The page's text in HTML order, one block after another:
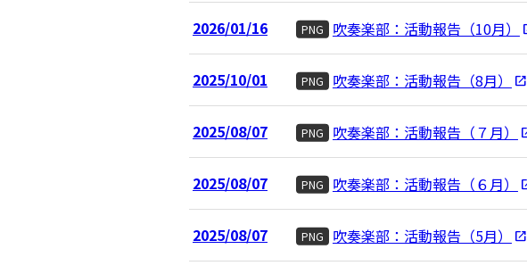
2026/01/16 PNG 吹奏楽部：活動報告（10月）
2025/10/01 PNG 吹奏楽部：活動報告（8月）
2025/08/07 PNG 吹奏楽部：活動報告（７月）
2025/08/07 PNG 吹奏楽部：活動報告（６月）
2025/08/07 PNG 吹奏楽部：活動報告（5月）